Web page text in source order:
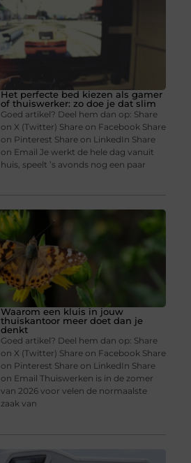
Het perfecte bed kiezen als gamer
of thuiswerker: zo doe je dat slim
Goed artikel? Deel hem dan op: Share
on X (Twitter) Share on Facebook Share
on Pinterest Share on LinkedIn Share
on Email Je werkt de hele dag vanuit
huis, speelt ’s avonds nog een paar
Waarom een kluis in jouw
thuiskantoor meer doet dan je
denkt
Goed artikel? Deel hem dan op: Share
on X (Twitter) Share on Facebook Share
on Pinterest Share on LinkedIn Share
on Email Thuiswerken is in de zomer
van 2026 voor velen de normaalste
zaak van